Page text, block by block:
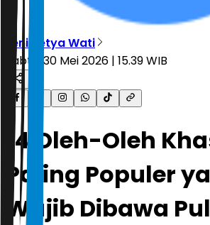
Leni Setya Wati
Sabtu, 30 Mei 2026 | 15.39 WIB
14 Oleh-Oleh
Paling Populer
Wajib Dibawa